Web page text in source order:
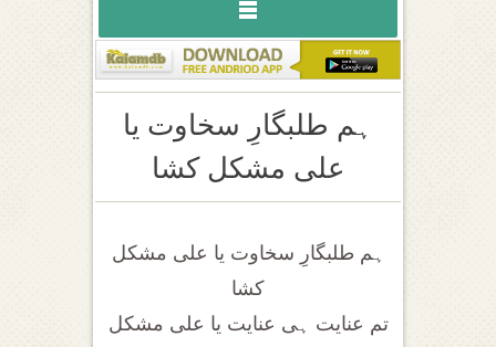
ہم طلبگارِ سخاوت یا
علی مشکل کشا
ہم طلبگارِ سخاوت یا علی مشکل
کشا
تم عنایت ہی عنایت یا علی مشکل